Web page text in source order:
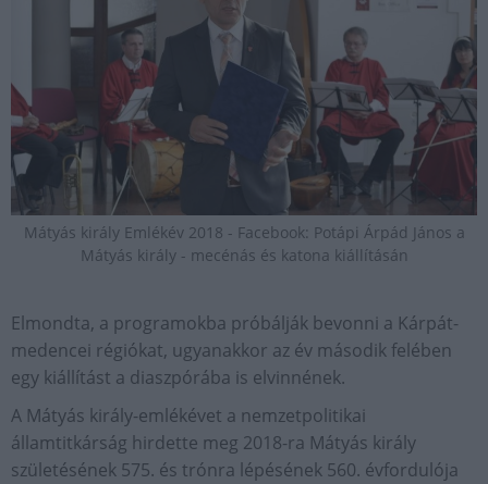
Mátyás király Emlékév 2018 - Facebook: Potápi Árpád János a
Mátyás király - mecénás és katona kiállításán
Elmondta, a programokba próbálják bevonni a Kárpát-
medencei régiókat, ugyanakkor az év második felében
egy kiállítást a diaszpórába is elvinnének.
A Mátyás király-emlékévet a nemzetpolitikai
államtitkárság hirdette meg 2018-ra Mátyás király
születésének 575. és trónra lépésének 560. évfordulója